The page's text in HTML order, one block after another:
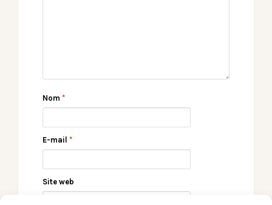
Nom *
E-mail *
Site web